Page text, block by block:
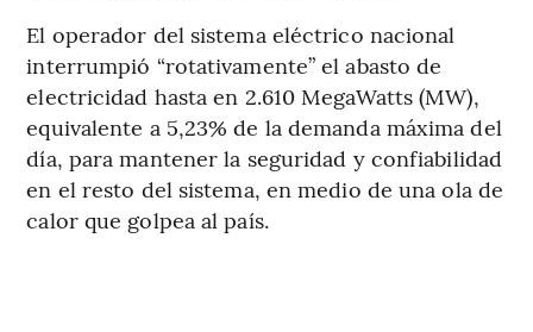
El operador del sistema eléctrico nacional
interrumpió “rotativamente” el abasto de
electricidad hasta en 2.610 MegaWatts (MW),
equivalente a 5,23% de la demanda máxima del
día, para mantener la seguridad y confiabilidad
en el resto del sistema, en medio de una ola de
calor que golpea al país.